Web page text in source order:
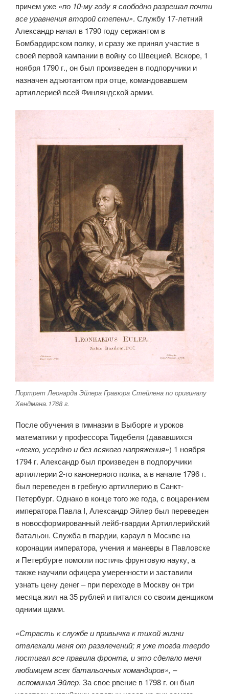
причем уже «по 10-му году я свободно разрешал почти
все уравнения второй степени». Службу 17-летний
Александр начал в 1790 году сержантом в
Бомбардирском полку, и сразу же принял участие в
своей первой кампании в войну со Швецией. Вскоре, 1
ноября 1790 г., он был произведен в подпоручики и
назначен адъютантом при отце, командовавшем
артиллерией всей Финляндской армии.
Портрет Леонарда Эйлера Гравюра Стейлена по оригиналу
Хендмана.1768 г.
После обучения в гимназии в Выборге и уроков
математики у профессора Тидебеля (дававшихся
«легко, усердно и без всякого напряжения») 1 ноября
1794 г. Александр был произведен в подпоручики
артиллерии 2-го канонерного полка, а в начале 1796 г.
был переведен в гребную артиллерию в Санкт-
Петербург. Однако в конце того же года, с воцарением
императора Павла I, Александр Эйлер был переведен
в новосформированный лейб-гвардии Артиллерийский
батальон. Служба в гвардии, караул в Москве на
коронации императора, учения и маневры в Павловске
и Петербурге помогли постичь фрунтовую науку, а
также научили офицера умеренности и заставили
узнать цену денег – при переходе в Москву он три
месяца жил на 35 рублей и питался со своим денщиком
одними щами.
«Страсть к службе и привычка к тихой жизни
отвлекали меня от развлечений; я уже тогда твердо
постигал все правила фронта, и это сделало меня
любимцем всех батальонных командиров», –
вспоминал Эйлер. За свое рвение в 1798 г. он был